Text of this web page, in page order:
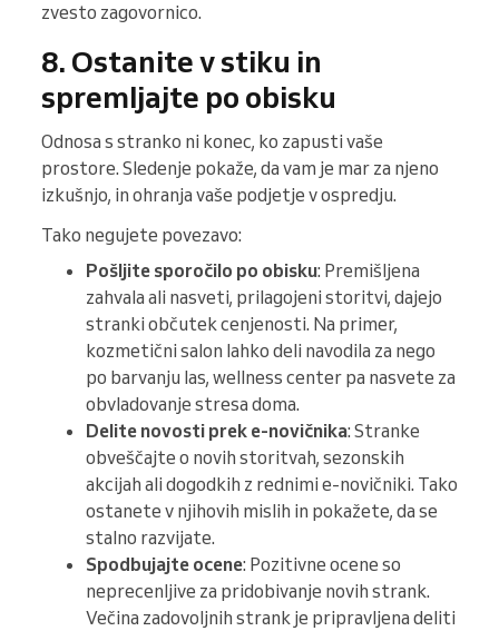
zvesto zagovornico.
8. Ostanite v stiku in
spremljajte po obisku
Odnosa s stranko ni konec, ko zapusti vaše
prostore. Sledenje pokaže, da vam je mar za njeno
izkušnjo, in ohranja vaše podjetje v ospredju.
Tako negujete povezavo:
Pošljite sporočilo po obisku: Premišljena
zahvala ali nasveti, prilagojeni storitvi, dajejo
stranki občutek cenjenosti. Na primer,
kozmetični salon lahko deli navodila za nego
po barvanju las, wellness center pa nasvete za
obvladovanje stresa doma.
Delite novosti prek e-novičnika: Stranke
obveščajte o novih storitvah, sezonskih
akcijah ali dogodkih z rednimi e-novičniki. Tako
ostanete v njihovih mislih in pokažete, da se
stalno razvijate.
Spodbujajte ocene: Pozitivne ocene so
neprecenljive za pridobivanje novih strank.
Večina zadovoljnih strank je pripravljena deliti